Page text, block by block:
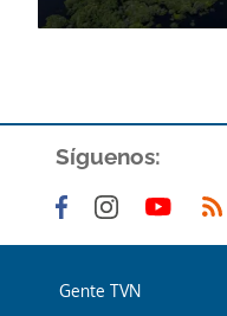
Síguenos:
Gente TVN